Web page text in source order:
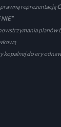
reprezentacją
kopalnej do ery